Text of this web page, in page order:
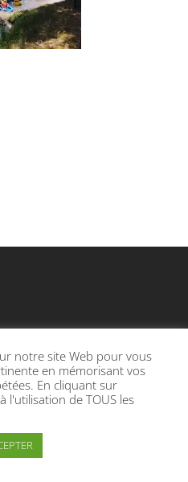
d’association avec l’Etat
CONDRIEU
DE CONFIDENTIALITÉ
notre site Web pour vous
en mémorisant vos
En cliquant sur
l'utilisation de TOUS les